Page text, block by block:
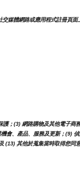
媒體網路或應用程式註冊頁
；(3) 網路購物及其他電子
、產品、服務及更新；(9)
(13) 其他於蒐集當時取得您同意